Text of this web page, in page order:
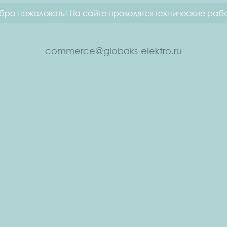
пожаловать! На сайте проводятся технические
commerce@globaks-elektro.ru